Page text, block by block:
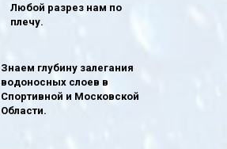
Любой разрез нам по
плечу.
Знаем глубину залегания
водоносных слоев в
Спортивной и Московской
Области.